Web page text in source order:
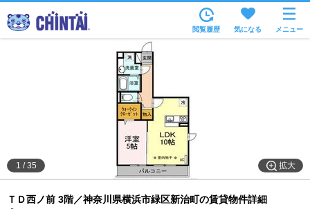
沿線・駅から
住所から
家賃相場から
通勤通学時間から
物件特集から
不動産会社から
TOP
閲覧履歴 気になる メニュー
拡大
1 /35
ＴＤ西ノ前 3階／神奈川県横浜市緑区新治町の賃貸物件詳細